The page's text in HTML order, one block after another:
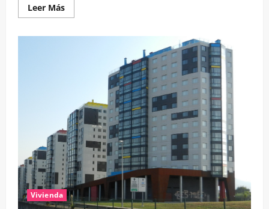
Leer MásLeer
más
Virxe
do
Rosario
Vivienda